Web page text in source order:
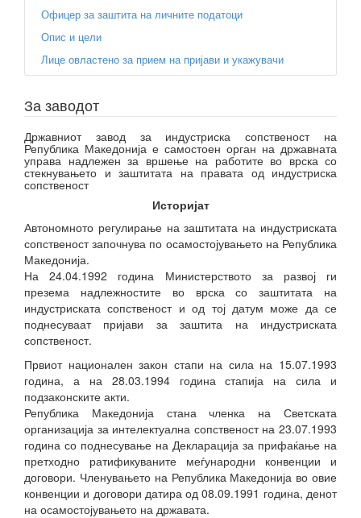
Офицер за заштита на личните податоци
Опис и цели
Лице овластено за прием на пријави и укажувачи
За заводот
Државниот завод за индустриска сопственост на
Република Македонија е самостоен орган на државната
управа надлежен за вршење на работите во врска со
стекнувањето и заштитата на правата од индустриска
сопственост
Историјат
Автономното регулирање на заштитата на индустриската
сопственост започнува по осамостојувањето на Република
Македонија.
На 24.04.1992 година Министерството за развој ги
презема надлежностите во врска со заштитата на
индустриската сопственост и од тој датум може да се
поднесуваат пријави за заштита на индустриската
сопственост.
Првиот национален закон стапи на сила на 15.07.1993
година, а на 28.03.1994 година стапија на сила и
подзаконските акти.
Република Македонија стана членка на Светската
организација за интелектуална сопственост на 23.07.1993
година со поднесување на Декларација за прифаќање на
претходно ратификуваните меѓународни конвенции и
договори. Членувањето на Република Македонија во овие
конвенции и договори датира од 08.09.1991 година, денот
на осамостојувањето на државата.